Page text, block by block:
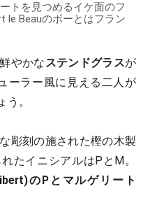
トを見つめるイケ面のフ
le Beauのボーとはフラン
やかなステンドグラスが
ーラー風に見える二人が
。
彫刻の施された樫の木製
たイニシアルはPとM。
のPとマルゲリート